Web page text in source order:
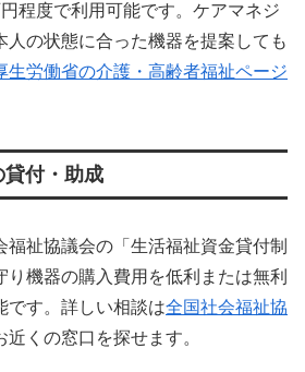
程度で利用可能です。ケアマネジ
人の状態に合った機器を提案しても
生労働省の介護・高齢者福祉ページ
付・助成
福祉協議会の「生活福祉資金貸付制
り機器の購入費用を低利または無利
です。詳しい相談は全国社会福祉協
くの窓口を探せます。